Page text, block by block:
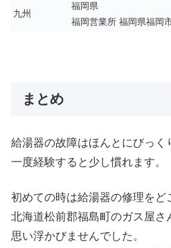
九州
福岡県
福岡営業所 福岡県福岡
まとめ
給湯器の故障はほんとにびっく
一度経験すると少し慣れます。
初めての時は給湯器の修理をど
北海道松前郡福島町のガス屋
思い浮かびませんでした。